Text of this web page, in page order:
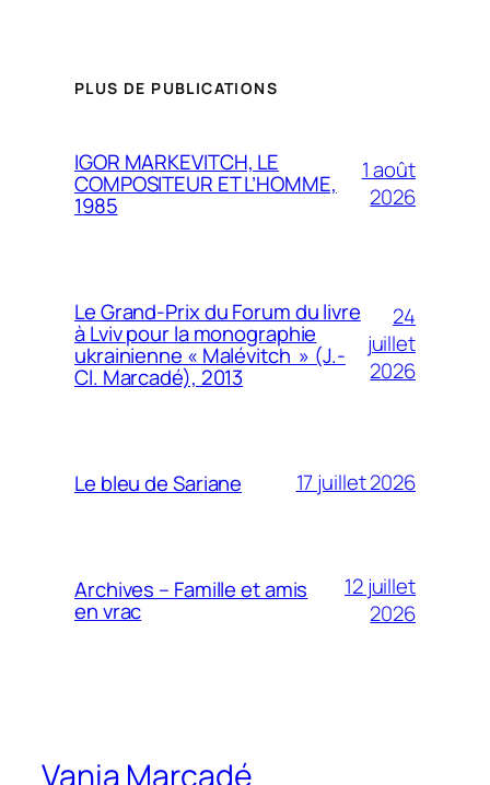
PLUS DE PUBLICATIONS
IGOR MARKEVITCH, LE
COMPOSITEUR ET L’HOMME,
1985
1 août
2026
Le Grand-Prix du Forum du livre
à Lviv pour la monographie
ukrainienne « Malévitch » (J.-
Cl. Marcadé), 2013
24
juillet
2026
Le bleu de Sariane 17 juillet 2026
Archives – Famille et amis
en vrac
12 juillet
2026
Vania Marcadé